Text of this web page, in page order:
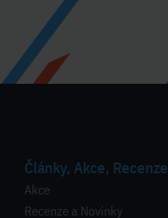
Články, Akce, Recenze
Akce
Recenze a Novinky